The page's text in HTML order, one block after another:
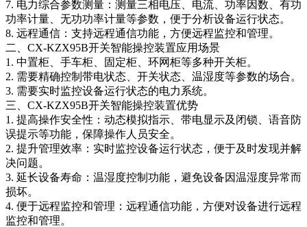
7. 电力综合参数测量：测量三相电压、电流、功率因数、有功
功率计量、无功功率计量等参数，便于分析设备运行状态。
8. 远程通信：支持远程通信功能，方便远程监控和管理。
二、CX-KZX95B开关智能操控装置应用场景
1. 中置柜、手车柜、固定柜、环网柜等多种开关柜。
2. 需要精确控制带电状态、开关状态、温湿度等参数的场合。
3. 需要实时监控设备运行状态的电力系统。
三、CX-KZX95B开关智能操控装置优势
1. 提高操作安全性：动态模拟指示、带电显示及闭锁、语音防
误提示等功能，保障操作人员安全。
2. 提升管理效率：实时监控设备运行状态，便于及时发现并解
决问题。
3. 延长设备寿命：温湿度控制功能，避免设备因温湿度异常而
损坏。
4. 便于远程监控和管理：远程通信功能，方便对设备进行远程
监控和管理。